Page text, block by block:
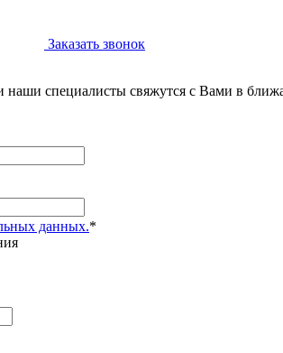
Заказать звонок
специалисты свяжутся с Вами в
данных.*